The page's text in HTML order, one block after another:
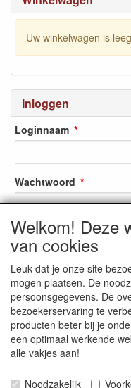
Uw winkelwagen is leeg
Inloggen
Loginnaam
Wachtwoord
Registreren
Wachtwoord vergeten?
SOCIALE MEDIA
Welkom! Deze
van cookies
Leuk dat je onze site
mogen plaatsen. De
persoonsgegevens. De
bezoekerservaring te
producten beter bij je
een optimaal werkende
alle vakjes aan!
Noodzakelijk